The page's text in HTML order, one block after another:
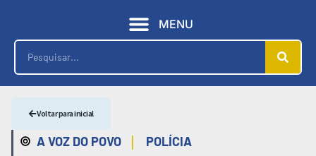
MENU
A VOZ DO POVO | POLÍCIA
Voltar para inicial